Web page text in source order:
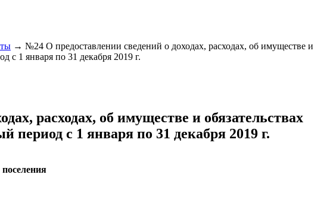
→ №24 О предоставлении сведений о доходах, расходах, об имуществе и
с 1 января по 31 декабря 2019 г.
расходах, об имуществе и обязательствах
период с 1 января по 31 декабря 2019 г.